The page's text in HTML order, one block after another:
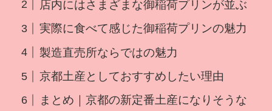
店内にはさまざまな御稲荷プリンが並ぶ
実際に食べて感じた御稲荷プリンの魅力
製造直売所ならではの魅力
京都土産としておすすめしたい理由
まとめ｜京都の新定番土産になりそうな